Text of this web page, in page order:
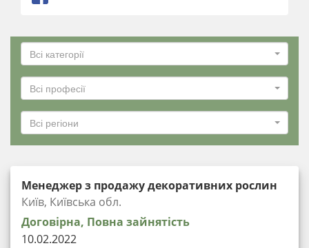
Всі категорії
Всі професії
Всі регіони
Менеджер з продажу декоративних рослин
Київ, Київська обл.
Договірна, Повна зайнятість
10.02.2022